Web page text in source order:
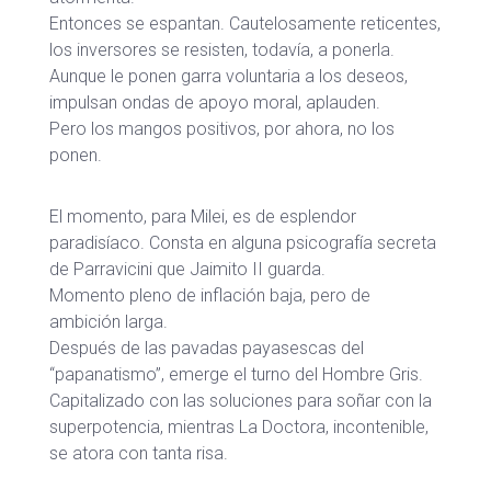
Entonces se espantan. Cautelosamente reticentes,
los inversores se resisten, todavía, a ponerla.
Aunque le ponen garra voluntaria a los deseos,
impulsan ondas de apoyo moral, aplauden.
Pero los mangos positivos, por ahora, no los
ponen.
El momento, para Milei, es de esplendor
paradisíaco. Consta en alguna psicografía secreta
de Parravicini que Jaimito II guarda.
Momento pleno de inflación baja, pero de
ambición larga.
Después de las pavadas payasescas del
“papanatismo”, emerge el turno del Hombre Gris.
Capitalizado con las soluciones para soñar con la
superpotencia, mientras La Doctora, incontenible,
se atora con tanta risa.